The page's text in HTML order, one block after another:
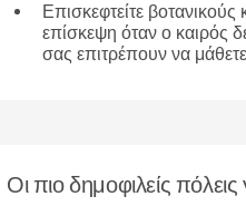
Επισκεφτείτε
επίσκεψη όταν ο καιρός
σας επιτρέπουν να
Οι πιο δημοφιλείς